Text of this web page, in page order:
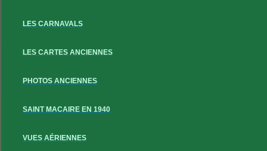
LES CARNAVALS
LES CARTES ANCIENNES
PHOTOS ANCIENNES
SAINT MACAIRE EN 1940
VUES AÉRIENNES